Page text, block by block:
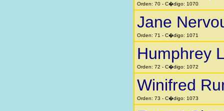
Orden: 70 - C�digo: 1070
Jane
Orden: 71 - C�digo: 1071
Humphrey
Orden: 72 - C�digo: 1072
Winifred
Orden: 73 - C�digo: 1073